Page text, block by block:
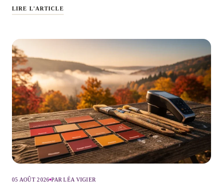
LIRE L'ARTICLE
05 AOÛT 2026 PAR LÉA VIGIER